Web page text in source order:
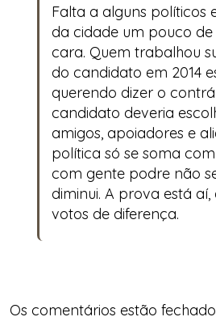
Falta a alguns políticos
da cidade um pouco
cara. Quem trabalhou
do candidato em 2014
querendo dizer o
candidato deveria
amigos, apoiadores e
política só se soma
com gente podre não
diminui. A prova está aí,
votos de diferença.
Os comentários estão